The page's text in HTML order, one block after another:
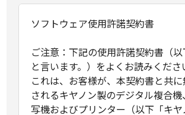
ソフトウェア使用許諾契約書
ご注意：下記の使用許諾契約書（
と言います。）をよくお読みくださ
これは、お客様が、本契約書と共
されるキヤノン製のデジタル複合
写機およびプリンター（以下「キヤ